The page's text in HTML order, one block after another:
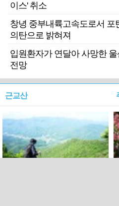
이스' 취소
창녕 중부내륙고속도로서
의탄으로 밝혀져
입원환자가 연달아 사망한
전망
근교산